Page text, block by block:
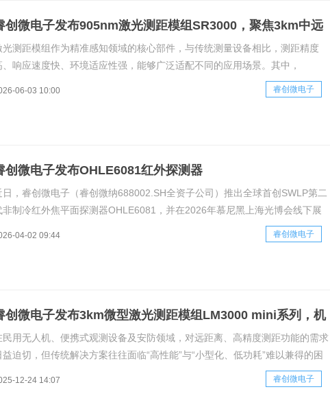
创微电子发布905nm激光测距模组SR3000，聚焦3km中远
激光测距
光测距模组作为精准感知领域的核心部件，与传统测量设备相比，测距精度
、响应速度快、环境适应性强，能够广泛适配不同的应用场景。其中，
波长激光测距模组因兼具技术成熟，成本可控，以及设计上可实现人眼
全的优势，逐渐成为中远距离测距市场的主流选择。905nm激光测距模组：
06-03 10:00 睿创微电子
创微电子发布OHLE6081红外探测器
日，睿创微电子（睿创微纳688002.SH全资子公司）推出全球首创SWLP第二
非制冷红外焦平面探测器OHLE6081，并在2026年慕尼黑上海光博会线下展
。该产品以8μm先进像元技术、行业首创SWLP技术、640×512高分辨率及超
04-02 09:44 睿创微电子
创微电子发布3km微型激光测距模组LM3000 mini系列，机
尺寸仅27×25×15.5mm
民用无人机、便携式观测设备及安防领域，对远距离、高精度测距功能的需求
益迫切，但传统解决方案往往面临“高性能”与“小型化、低功耗”难以兼得的困
。大尺寸、高功耗的激光测距模组限制了终端产品的设计灵活性与续航能力。
创微电子正式发布其新一代激光测距产品：LM3000mini系列3km微型激光测
12-24 14:07 睿创微电子